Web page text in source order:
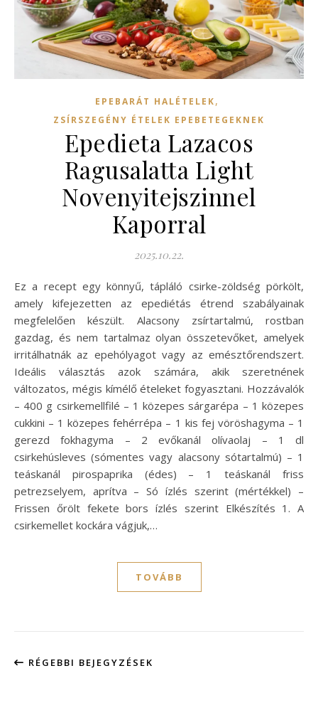
EPEBARÁT HALÉTELEK,
ZSÍRSZEGÉNY ÉTELEK EPEBETEGEKNEK
Epedieta Lazacos
Ragusalatta Light
Novenyitejszinnel
Kaporral
2025.10.22.
Ez a recept egy könnyű, tápláló csirke-zöldség pörkölt,
amely kifejezetten az epediétás étrend szabályainak
megfelelően készült. Alacsony zsírtartalmú, rostban
gazdag, és nem tartalmaz olyan összetevőket, amelyek
irritálhatnák az epehólyagot vagy az emésztőrendszert.
Ideális választás azok számára, akik szeretnének
változatos, mégis kímélő ételeket fogyasztani. Hozzávalók
– 400 g csirkemellfilé – 1 közepes sárgarépa – 1 közepes
cukkini – 1 közepes fehérrépa – 1 kis fej vöröshagyma – 1
gerezd fokhagyma – 2 evőkanál olívaolaj – 1 dl
csirkehúsleves (sómentes vagy alacsony sótartalmú) – 1
teáskanál pirospaprika (édes) – 1 teáskanál friss
petrezselyem, aprítva – Só ízlés szerint (mértékkel) –
Frissen őrölt fekete bors ízlés szerint Elkészítés 1. A
csirkemellet kockára vágjuk,…
TOVÁBB
RÉGEBBI BEJEGYZÉSEK